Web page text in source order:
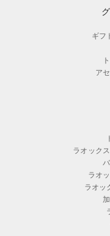
ギフ
ア
ラオック
ラオ
ラオッ